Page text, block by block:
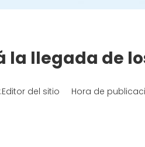
llegada de
del sitio Hora de